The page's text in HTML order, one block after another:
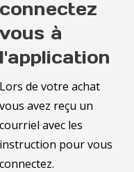
connectez
vous à
l'application
Lors de votre achat
vous avez reçu un
courriel avec les
instruction pour vous
connectez.